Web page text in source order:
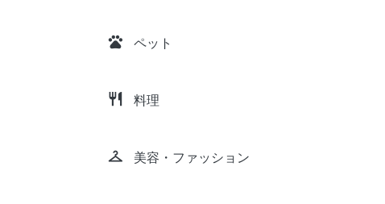
pets ペット
restaurant 料理
checkroom 美容・ファッション